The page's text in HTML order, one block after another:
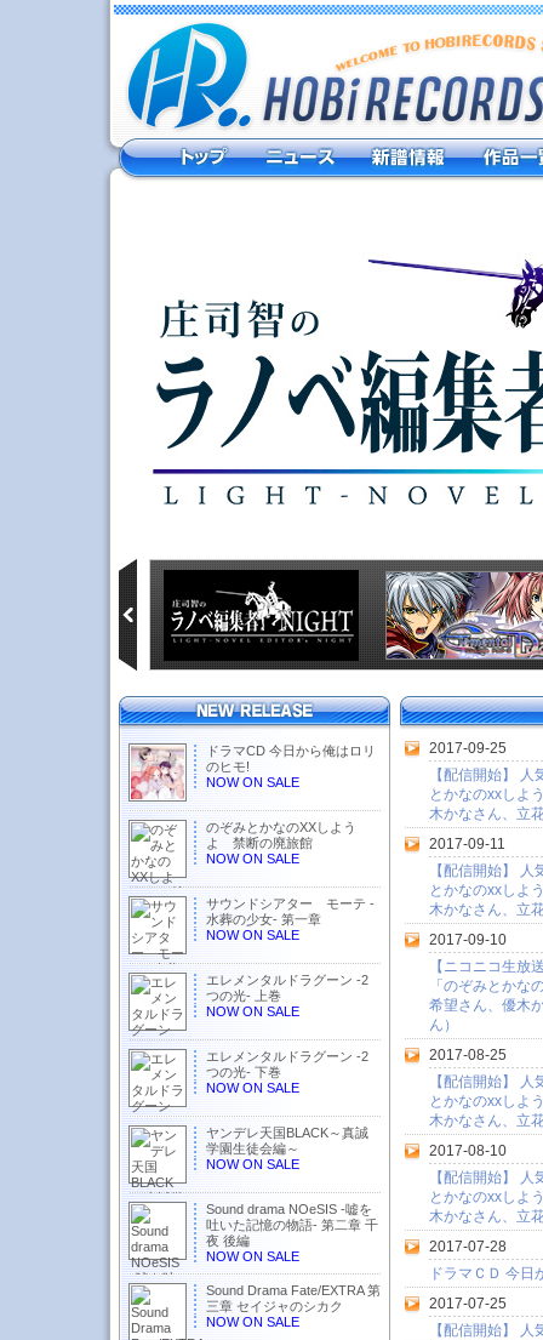
ドラマCD 今日から俺はロリ
のヒモ!
NOW ON SALE
のぞみとかなのXXしよう
よ 禁断の廃旅館
NOW ON SALE
サウンドシアター モーテ -
水葬の少女- 第一章
NOW ON SALE
エレメンタルドラグーン -2
つの光- 上巻
NOW ON SALE
エレメンタルドラグーン -2
つの光- 下巻
NOW ON SALE
ヤンデレ天国BLACK～真誠
学園生徒会編～
NOW ON SALE
Sound drama NOeSIS -嘘を
吐いた記憶の物語- 第二章 千
夜 後編
NOW ON SALE
Sound Drama Fate/EXTRA 第
三章 セイジャのシカク
NOW ON SALE
2017-09-25
【配信開始】
とかなのxxしよ
木かなさん、立
2017-09-11
【配信開始】
とかなのxxしよ
木かなさん、立
2017-09-10
【ニコニコ生
「のぞみとか
希望さん、優木
ん）
2017-08-25
【配信開始】
とかなのxxしよ
木かなさん、立
2017-08-10
【配信開始】
とかなのxxしよ
木かなさん、立
2017-07-28
ドラマＣＤ 今
2017-07-25
【配信開始】